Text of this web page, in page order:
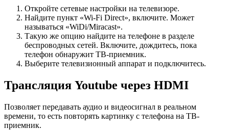
Откройте сетевые настройки на телевизоре.
Найдите пункт «Wi-Fi Direct», включите. Может
называться «WiDi/Miracast».
Такую же опцию найдите на телефоне в разделе
беспроводных сетей. Включите, дождитесь, пока
телефон обнаружит ТВ-приемник.
Выберите телевизионный аппарат и подключитесь.
Трансляция Youtube через HDMI
Позволяет передавать аудио и видеосигнал в реальном
времени, то есть повторять картинку с телефона на ТВ-
приемник.